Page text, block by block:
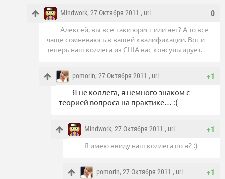
0
Mindwork, 27 Октября 2011 , url
Алексей, вы все-таки юрист или нет? А то все
чаще сомневаюсь в вашей квалификации. Вот и
теперь наш коллега из США вас консультирует.
+1
pomorin, 27 Октября 2011 , url
Я не коллега, я немного знаком с
теорией вопроса на практике… :(
+1
Mindwork, 27 Октября 2011 , url
Я имею ввиду наш коллега по н2 :)
+1
pomorin, 27 Октября 2011 , url